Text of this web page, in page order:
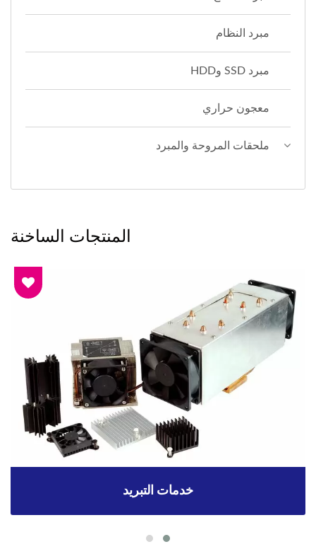
مبرد النظام
مبرد SSD وHDD
معجون حراري
ملحقات المروحة والمبرد
المنتجات الساخنة
خدمات التبريد